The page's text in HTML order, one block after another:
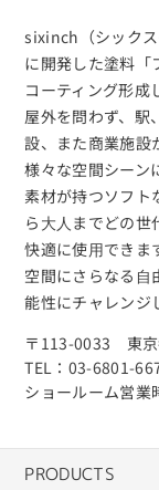
sixinch（シックス
に開発した塗料「
コーティング形成
屋外を問わず、駅
設、また商業施設
様々な空間シーン
素材が持つソフト
ら⼤⼈までどの世
快適に使⽤できま
空間にさらなる
能性にチャレンジ
〒113-0033 東京
TEL：03-6801-
ショールーム営業
PRODUCTS